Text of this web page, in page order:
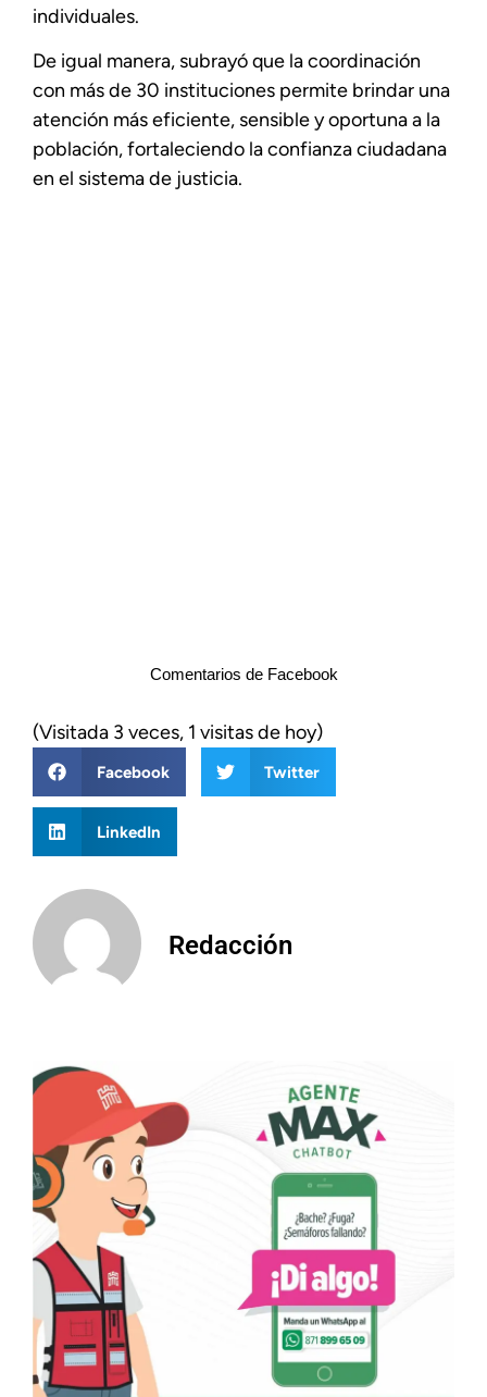
individuales.
De igual manera, subrayó que la coordinación
con más de 30 instituciones permite brindar una
atención más eficiente, sensible y oportuna a la
población, fortaleciendo la confianza ciudadana
en el sistema de justicia.
Comentarios de Facebook
(Visitada 3 veces, 1 visitas de hoy)
Facebook Twitter
LinkedIn
Redacción